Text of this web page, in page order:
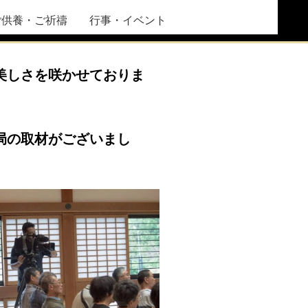
養・ご祈禱 行事・イベント
さを咲かせておりま
の取材がございまし